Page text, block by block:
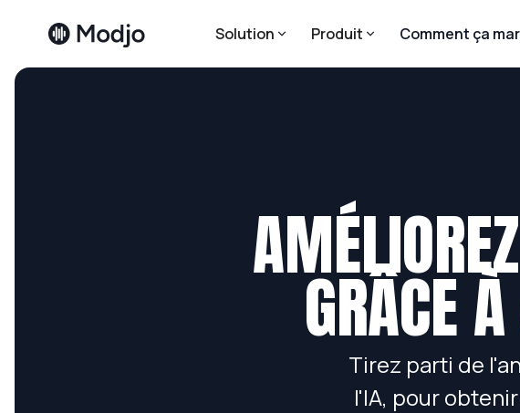
Solution Produit Comment ça
GRÂCE À
Tirez parti de
l'IA, pour